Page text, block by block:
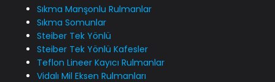
Sıkma Manşonlu Rulmanlar
Sıkma Somunlar
Steiber Tek Yönlü
Steiber Tek Yönlü Kafesler
Teflon Lineer Kayıcı Rulmanlar
Vidalı Mil Eksen Rulmanları